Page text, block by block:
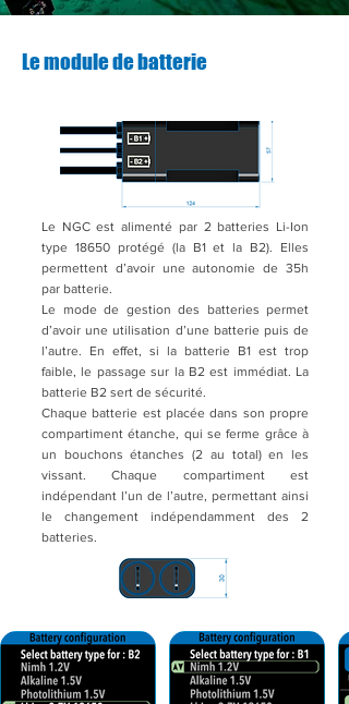
Le module de batterie
Le NGC est alimenté par 2 batteries Li-Ion
type 18650 protégé (la B1 et la B2). Elles
permettent d’avoir une autonomie de 35h
par batterie.
Le mode de gestion des batteries permet
d’avoir une utilisation d’une batterie puis de
l’autre. En effet, si la batterie B1 est trop
faible, le passage sur la B2 est immédiat. La
batterie B2 sert de sécurité.
Chaque batterie est placée dans son propre
compartiment étanche, qui se ferme grâce à
un bouchons étanches (2 au total) en les
vissant. Chaque compartiment est
indépendant l’un de l’autre, permettant ainsi
le changement indépendamment des 2
batteries.